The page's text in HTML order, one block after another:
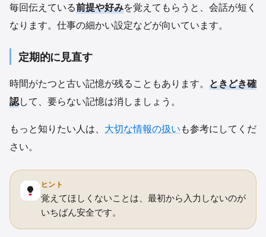
毎回伝えている前提や好みを覚えてもらうと、会話が短く
なります。仕事の細かい設定などが向いています。
定期的に見直す
時間がたつと古い記憶が残ることもあります。 ときどき確
認して、要らない記憶は消しましょう。
もっと知りたい人は、 大切な情報の扱いも参考にしてくだ
さい。
ヒント
覚えてほしくないことは、最初から入力しないのが
いちばん安全です。